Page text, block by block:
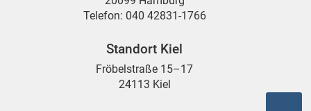
Telefon: 040 42831-1766
Standort Kiel
Fröbelstraße 15–17
24113 Kiel